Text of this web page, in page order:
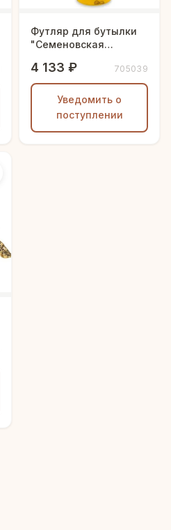
Футляр для бутылки
"Семеновская
4 133 ₽ 705039
Уведомить о
поступлении